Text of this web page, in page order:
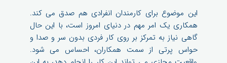
این موضوع برای کارمندان انفرادی هم صدق می کند.
همکاری یک امر مهم در دنیای امروز است، با این حال
گاهی نیاز به تمرکز بر روی کار فردی بدون سر و صدا و
حواس پرتی از سمت همکاران، احساس می شود.